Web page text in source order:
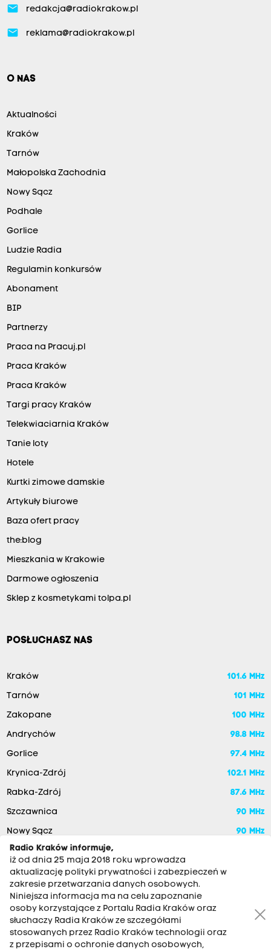
email redakcja@radiokrakow.pl
email reklama@radiokrakow.pl
O NAS
Aktualności
Kraków
Tarnów
Małopolska Zachodnia
Nowy Sącz
Podhale
Gorlice
Ludzie Radia
Regulamin konkursów
Abonament
BIP
Partnerzy
Praca na Pracuj.pl
Praca Kraków
Praca Kraków
Targi pracy Kraków
Telekwiaciarnia Kraków
Tanie loty
Hotele
Kurtki zimowe damskie
Artykuły biurowe
Baza ofert pracy
the:blog
Mieszkania w Krakowie
Darmowe ogłoszenia
Sklep z kosmetykami tolpa.pl
POSŁUCHASZ NAS
Kraków 101.6 MHz
Tarnów 101 MHz
Zakopane 100 MHz
Andrychów 98.8 MHz
Gorlice 97.4 MHz
Krynica-Zdrój 102.1 MHz
Rabka-Zdrój 87.6 MHz
Szczawnica 90 MHz
Nowy Sącz 90 MHz
RADIO KRAKÓW SA. Aleja Juliusza Słowackiego 22, 30-007
Radio Kraków informuje,
iż od dnia 25 maja 2018 roku wprowadza
aktualizację polityki prywatności i zabezpieczeń w
zakresie przetwarzania danych osobowych.
Niniejsza informacja ma na celu zapoznanie
osoby korzystające z Portalu Radia Kraków oraz
słuchaczy Radia Kraków ze szczegółami
stosowanych przez Radio Kraków technologii oraz
z przepisami o ochronie danych osobowych,